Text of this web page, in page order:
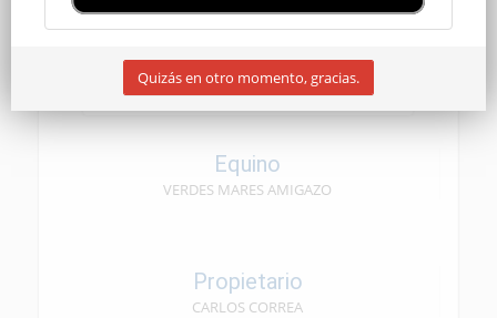
CEN SENIOR
09/05/2026
Equino
VERDES MARES AMIGAZO
Propietario
CARLOS CORREA
Quizás en otro momento, gracias.